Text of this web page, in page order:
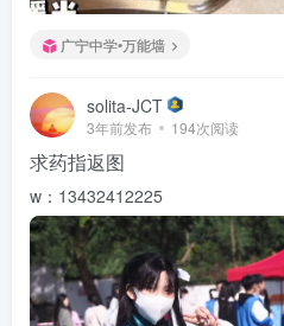
广宁中学•万能墙
solita-JCT
3年前发布 194次阅读
求药指返图
w：13432412225